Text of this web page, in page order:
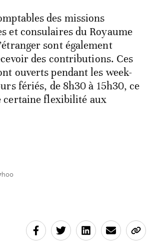
des missions
et consulaires du Royaume
sont également
des contributions. Ces
ouverts pendant les week-
fériés, de 8h30 à 15h30, ce
certaine flexibilité aux